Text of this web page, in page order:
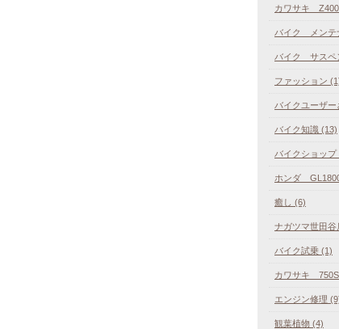
カワサキ
バイク メンテ
バイク サスペ
ファッション
バイクユーザ
バイク知識 (13)
バイクショッ
ホンダ
癒し (6)
ナガツマ世田谷
バイク試乗 (1)
カワサキ
エンジン修理
観葉植物 (4)